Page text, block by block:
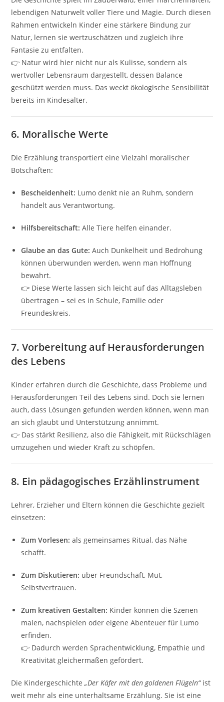
lebendigen Naturwelt voller Tiere und Magie. Durch diesen
Rahmen entwickeln Kinder eine stärkere Bindung zur
Natur, lernen sie wertzuschätzen und zugleich ihre
Fantasie zu entfalten.
👉 Natur wird hier nicht nur als Kulisse, sondern als
wertvoller Lebensraum dargestellt, dessen Balance
geschützt werden muss. Das weckt ökologische Sensibilität
bereits im Kindesalter.
6. Moralische Werte
Die Erzählung transportiert eine Vielzahl moralischer
Botschaften:
Bescheidenheit: Lumo denkt nie an Ruhm, sondern
handelt aus Verantwortung.
Hilfsbereitschaft: Alle Tiere helfen einander.
Glaube an das Gute: Auch Dunkelheit und Bedrohung
können überwunden werden, wenn man Hoffnung
bewahrt.
👉 Diese Werte lassen sich leicht auf das Alltagsleben
übertragen – sei es in Schule, Familie oder
Freundeskreis.
7.Vorbereitung auf Herausforderungen
des Lebens
Kinder erfahren durch die Geschichte, dass Probleme und
Herausforderungen Teil des Lebens sind. Doch sie lernen
auch, dass Lösungen gefunden werden können, wenn man
an sich glaubt und Unterstützung annimmt.
👉 Das stärkt Resilienz, also die Fähigkeit, mit Rückschlägen
umzugehen und wieder Kraft zu schöpfen.
8. Ein pädagogisches Erzählinstrument
Lehrer, Erzieher und Eltern können die Geschichte gezielt
einsetzen:
Zum Vorlesen: als gemeinsames Ritual, das Nähe
schafft.
Zum Diskutieren: über Freundschaft, Mut,
Selbstvertrauen.
Zum kreativen Gestalten: Kinder können die Szenen
malen, nachspielen oder eigene Abenteuer für Lumo
erfinden.
👉 Dadurch werden Sprachentwicklung, Empathie und
Kreativität gleichermaßen gefördert.
Die Kindergeschichte„Der Käfer mit den goldenen Flügeln“ist
weit mehr als eine unterhaltsame Erzählung. Sie ist eine